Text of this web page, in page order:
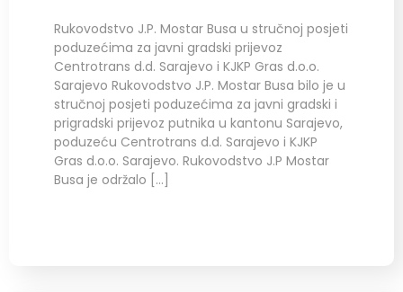
Rukovodstvo J.P. Mostar Busa u stručnoj posjeti
poduzećima za javni gradski prijevoz
Centrotrans d.d. Sarajevo i KJKP Gras d.o.o.
Sarajevo Rukovodstvo J.P. Mostar Busa bilo je u
stručnoj posjeti poduzećima za javni gradski i
prigradski prijevoz putnika u kantonu Sarajevo,
poduzeću Centrotrans d.d. Sarajevo i KJKP
Gras d.o.o. Sarajevo. Rukovodstvo J.P Mostar
Busa je održalo […]